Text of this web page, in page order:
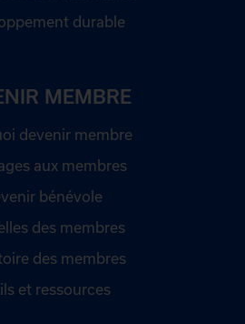
durable
MEMBRE
devenir membre
aux membres
bénévole
des membres
des membres
et ressources